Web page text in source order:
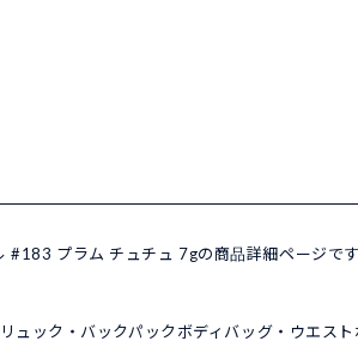
プラム チュチュ 7gの商品詳細ページです
リュック・バックパックボディバッグ・ウエスト